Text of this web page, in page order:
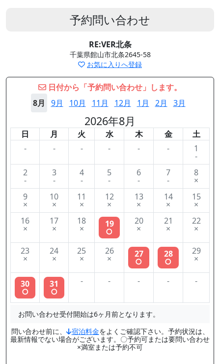
予約問い合わせ
RE:VER北条
千葉県館山市北条2645-58
お気に入りへ登録
日付から「予約問い合わせ」します。
8月
9月 10月 11月 12月 1月 2月 3月
2026年8月
日 月 火 水 木 金
土
-
- - - - - 1
-
2
-
3
-
4
-
5
-
6
-
7
-
8
×
9
×
10
×
11
×
12
×
13
×
14
×
15
×
16
×
17
×
18
× 19
○
20
×
21
×
22
×
23
×
24
×
25
×
26
× 27
○
28
○
29
×
30
○
31
○
- - - - -
お問い合わせ受付開始は6ヶ月前となります。
問い合わせ前に、 宿泊料金をよくご確認下さい。予約状況は、
最新情報でない場合がございます。〇予約可または要問い合わせ
×満室または予約不可